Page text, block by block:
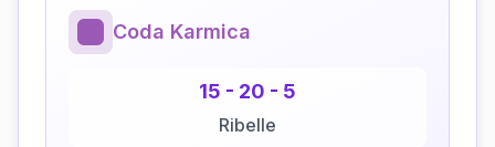
Coda Karmica
15 - 20 - 5
Ribelle